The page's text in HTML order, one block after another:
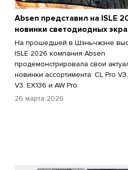
Absen представил на ISLE
новинки светодиодных
На прошедшей в Шэньчжэне
ISLE 2026 компания Absen
продемонстрировала свои
новинки ассортимента: CL Pro V3,
V3, EX136 и AW Pro.
26 марта 2026